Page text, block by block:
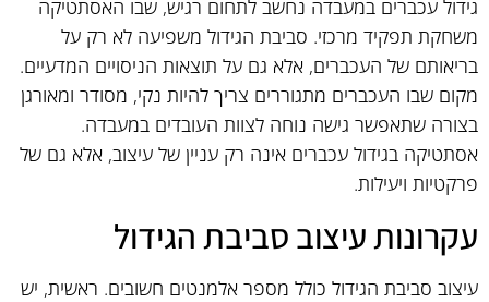
גידול עכברים במעבדה נחשב לתחום רגיש, שבו האסתטיקה
משחקת תפקיד מרכזי. סביבת הגידול משפיעה לא רק על
בריאותם של העכברים, אלא גם על תוצאות הניסויים המדעיים.
מקום שבו העכברים מתגוררים צריך להיות נקי, מסודר ומאורגן
בצורה שתאפשר גישה נוחה לצוות העובדים במעבדה.
אסתטיקה בגידול עכברים אינה רק עניין של עיצוב, אלא גם של
פרקטיות ויעילות.
עקרונות עיצוב סביבת הגידול
עיצוב סביבת הגידול כולל מספר אלמנטים חשובים. ראשית, יש